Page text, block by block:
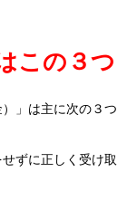
この３つ
」は主に次の３つ
ずに正しく受け取